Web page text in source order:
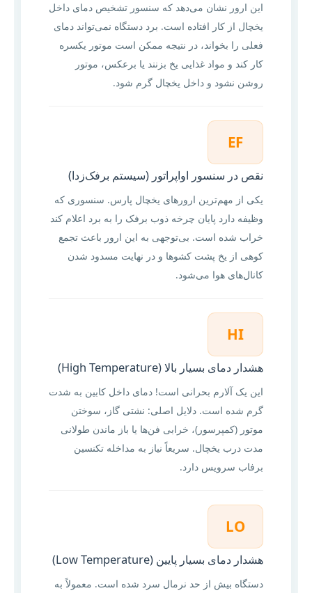
این ارور نشان می‌دهد که سنسور تشخیص دمای داخل
یخچال از کار افتاده است. برد دستگاه نمی‌تواند دمای
فعلی را بخواند، در نتیجه ممکن است موتور یکسره
کار کند و مواد غذایی یخ بزنند یا برعکس، موتور
روشن نشود و داخل یخچال گرم شود.
EF
نقص در سنسور اواپراتور (سیستم برفک‌زدا)
یکی از مهم‌ترین ارورهای یخچال پارس. سنسوری که
وظیفه دارد پایان چرخه ذوب برفک را به برد اعلام کند
خراب شده است. بی‌توجهی به این ارور باعث تجمع
کوهی از یخ پشت کشوها و در نهایت مسدود شدن
کانال‌های هوا می‌شود.
HI
هشدار دمای بسیار بالا (High Temperature)
این یک آلارم بحرانی است! دمای داخل کابین به شدت
گرم شده است. دلایل اصلی: نشتی گاز، سوختن
موتور (کمپرسور)، خرابی فن‌ها یا باز ماندن طولانی
مدت درب یخچال. سریعاً نیاز به مداخله تکنسین
برفاب سرویس دارد.
LO
هشدار دمای بسیار پایین (Low Temperature)
دستگاه بیش از حد نرمال سرد شده است. معمولاً به